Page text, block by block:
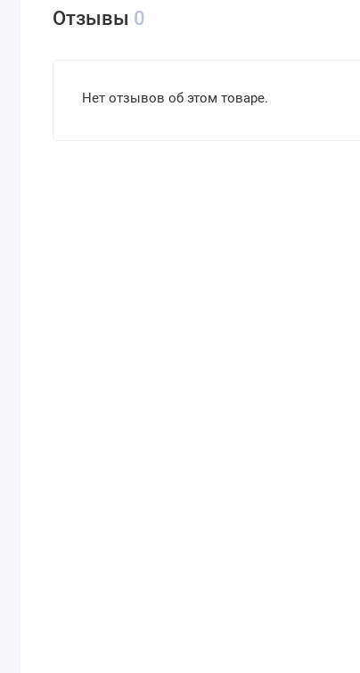
Отзывы 0
Нет отзывов об этом товаре.